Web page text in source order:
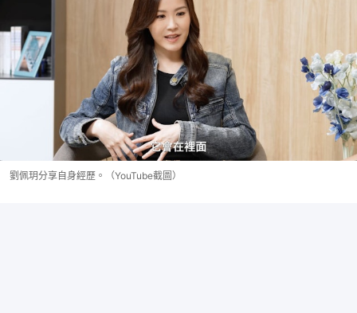
劉佩玥分享自身經歷。（YouTube截圖）